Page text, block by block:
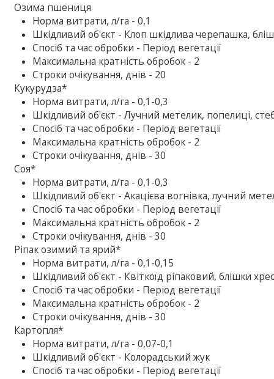
Озима пшениця
Норма витрати, л/га - 0,1
Шкідливий об'єкт - Клоп шкідлива черепашка,
Спосіб та час обробки - Період вегетації
Максимальна кратність обробок - 2
Строки очікування, днів - 20
Кукурудза*
Норма витрати, л/га - 0,1-0,3
Шкідливий об'єкт - Лучний метелик, попелиці,
Спосіб та час обробки - Період вегетації
Максимальна кратність обробок - 2
Строки очікування, днів - 30
Соя*
Норма витрати, л/га - 0,1-0,3
Шкідливий об'єкт - Акацієва вогнівка, лучний
Спосіб та час обробки - Період вегетації
Максимальна кратність обробок - 2
Строки очікування, днів - 30
Ріпак озимий та ярий*
Норма витрати, л/га - 0,1-0,15
Шкідливий об'єкт - Квіткоїд ріпаковий, блішки
Спосіб та час обробки - Період вегетації
Максимальна кратність обробок - 2
Строки очікування, днів - 30
Картопля*
Норма витрати, л/га - 0,07-0,1
Шкідливий об'єкт - Колорадський жук
Спосіб та час обробки - Період вегетації